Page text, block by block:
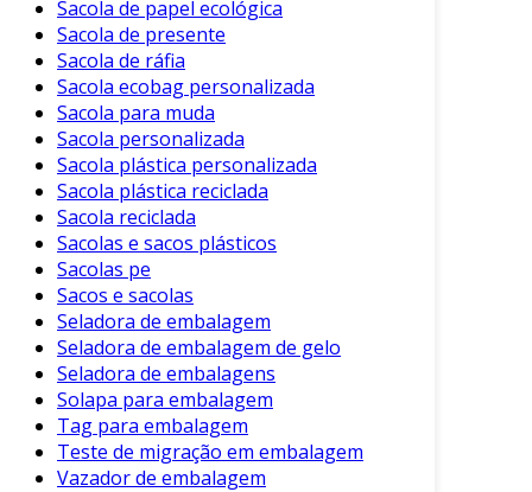
Sacola de papel ecológica
Sacola de presente
Sacola de ráfia
Sacola ecobag personalizada
Sacola para muda
Sacola personalizada
Sacola plástica personalizada
Sacola plástica reciclada
Sacola reciclada
Sacolas e sacos plásticos
Sacolas pe
Sacos e sacolas
Seladora de embalagem
Seladora de embalagem de gelo
Seladora de embalagens
Solapa para embalagem
Tag para embalagem
Teste de migração em embalagem
Vazador de embalagem